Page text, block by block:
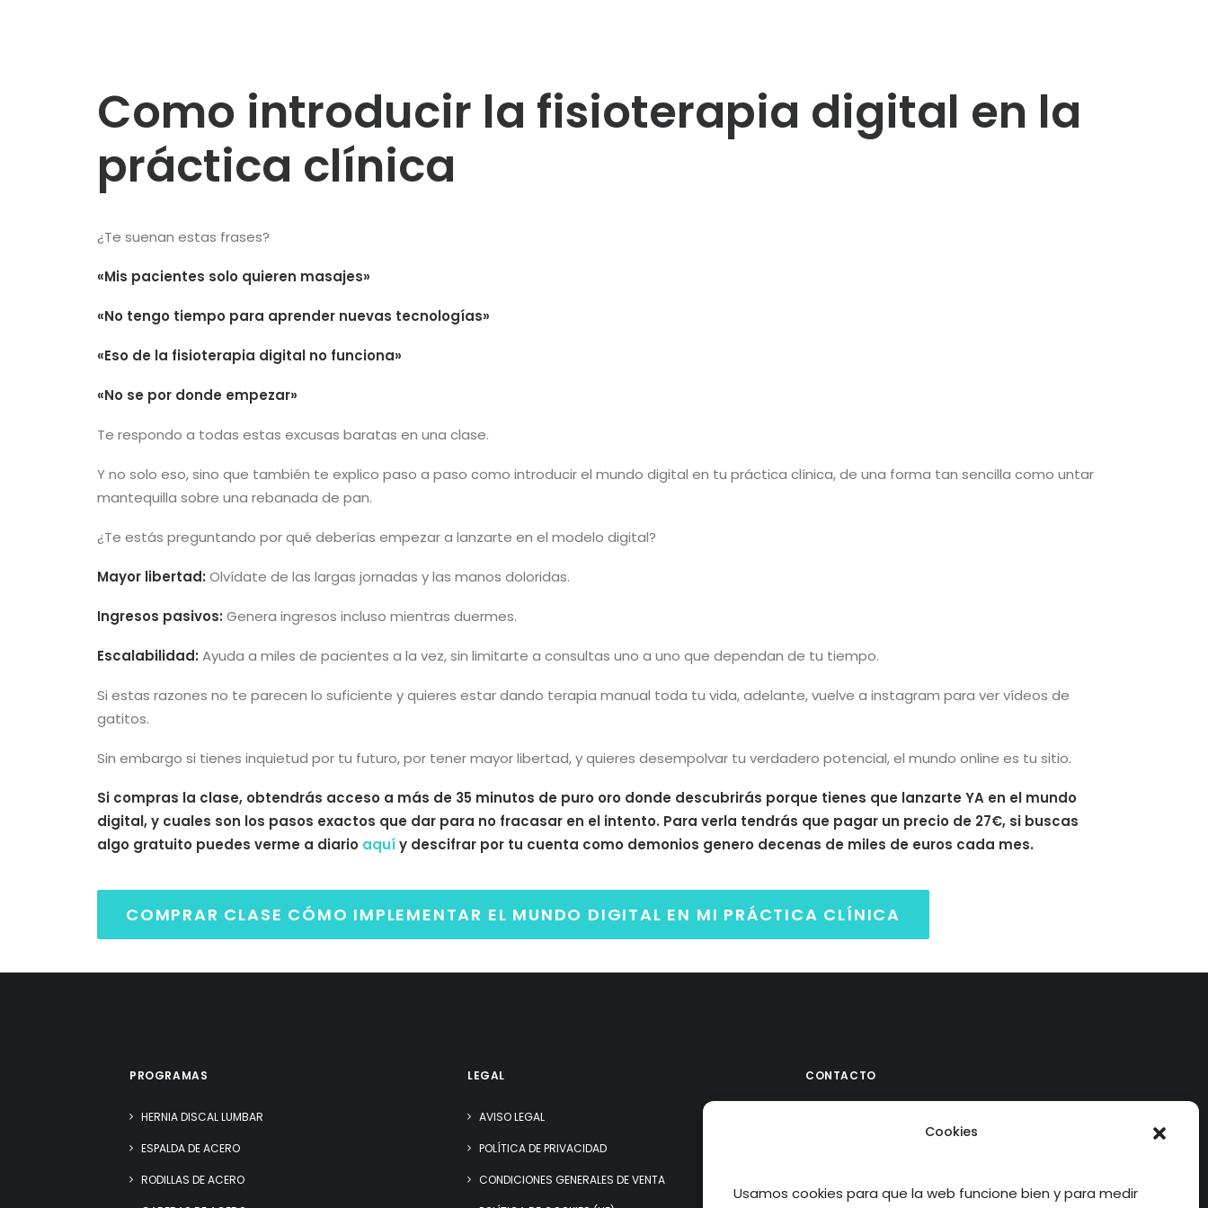
Cookies
Usamos cookies para que la web funcione bien y para medir
Como introducir la fisioterapia digital en la
práctica clínica
¿Te suenan estas frases?
«Mis pacientes solo quieren masajes»
«No tengo tiempo para aprender nuevas tecnologías»
«Eso de la fisioterapia digital no funciona»
«No se por donde empezar»
Te respondo a todas estas excusas baratas en una clase.
Y no solo eso, sino que también te explico paso a paso como introducir el mundo digital en tu práctica clínica, de una forma tan sencilla como untar
mantequilla sobre una rebanada de pan.
¿Te estás preguntando por qué deberías empezar a lanzarte en el modelo digital?
Mayor libertad: Olvídate de las largas jornadas y las manos doloridas.
Ingresos pasivos: Genera ingresos incluso mientras duermes.
Escalabilidad: Ayuda a miles de pacientes a la vez, sin limitarte a consultas uno a uno que dependan de tu tiempo.
Si estas razones no te parecen lo suficiente y quieres estar dando terapia manual toda tu vida, adelante, vuelve a instagram para ver vídeos de
gatitos.
Sin embargo si tienes inquietud por tu futuro, por tener mayor libertad, y quieres desempolvar tu verdadero potencial, el mundo online es tu sitio.
Si compras la clase, obtendrás acceso a más de 35 minutos de puro oro donde descubrirás porque tienes que lanzarte YA en el mundo
digital, y cuales son los pasos exactos que dar para no fracasar en el intento. Para verla tendrás que pagar un precio de 27€, si buscas
algo gratuito puedes verme a diario aquíy descifrar por tu cuenta como demonios genero decenas de miles de euros cada mes.
COMPRAR CLASE CÓMO IMPLEMENTAR EL MUNDO DIGITAL EN MI PRÁCTICA CLÍNICA
PROGRAMAS
HERNIA DISCAL LUMBAR
ESPALDA DE ACERO
RODILLAS DE ACERO
LEGAL
AVISO LEGAL
POLÍTICA DE PRIVACIDAD
CONDICIONES GENERALES DE VENTA
CONTACTO